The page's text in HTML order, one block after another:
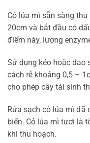
Cỏ lúa mì sẵn sàng
20cm và bắt đầu có
điểm này, lượng
Sử dụng kéo hoặc dao
cách rễ khoảng 0,5 –
cho phép cây tái sinh
Rửa sạch cỏ lúa mì đã
biến. Cỏ lúa mì tươi là
khi thu hoạch.